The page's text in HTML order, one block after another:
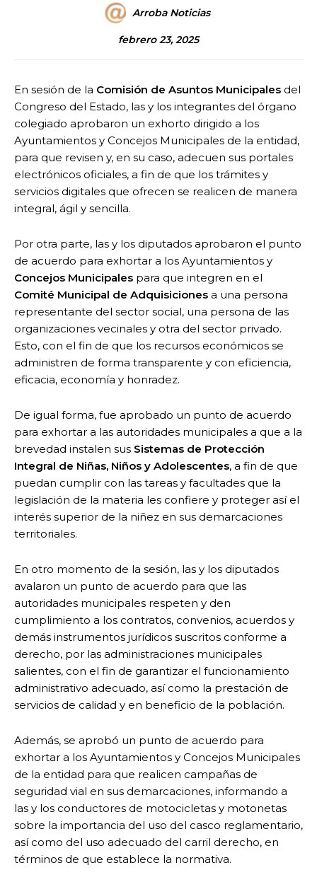
Arroba Noticias
febrero 23, 2025
En sesión de la Comisión de Asuntos Municipales del
Congreso del Estado, las y los integrantes del órgano
colegiado aprobaron un exhorto dirigido a los
Ayuntamientos y Concejos Municipales de la entidad,
para que revisen y, en su caso, adecuen sus portales
electrónicos oficiales, a fin de que los trámites y
servicios digitales que ofrecen se realicen de manera
integral, ágil y sencilla.
Por otra parte, las y los diputados aprobaron el punto
de acuerdo para exhortar a los Ayuntamientos y
Concejos Municipales para que integren en el
Comité Municipal de Adquisiciones a una persona
representante del sector social, una persona de las
organizaciones vecinales y otra del sector privado.
Esto, con el fin de que los recursos económicos se
administren de forma transparente y con eficiencia,
eficacia, economía y honradez.
De igual forma, fue aprobado un punto de acuerdo
para exhortar a las autoridades municipales a que a la
brevedad instalen sus Sistemas de Protección
Integral de Niñas, Niños y Adolescentes, a fin de que
puedan cumplir con las tareas y facultades que la
legislación de la materia les confiere y proteger así el
interés superior de la niñez en sus demarcaciones
territoriales.
En otro momento de la sesión, las y los diputados
avalaron un punto de acuerdo para que las
autoridades municipales respeten y den
cumplimiento a los contratos, convenios, acuerdos y
demás instrumentos jurídicos suscritos conforme a
derecho, por las administraciones municipales
salientes, con el fin de garantizar el funcionamiento
administrativo adecuado, así como la prestación de
servicios de calidad y en beneficio de la población.
Además, se aprobó un punto de acuerdo para
exhortar a los Ayuntamientos y Concejos Municipales
de la entidad para que realicen campañas de
seguridad vial en sus demarcaciones, informando a
las y los conductores de motocicletas y motonetas
sobre la importancia del uso del casco reglamentario,
así como del uso adecuado del carril derecho, en
términos de que establece la normativa.